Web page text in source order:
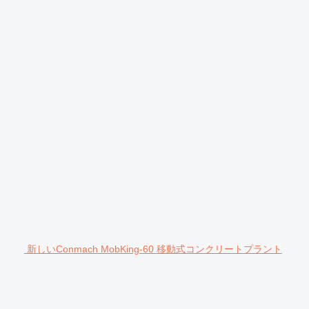
新しいConmach MobKing-60 移動式コンクリートプラント